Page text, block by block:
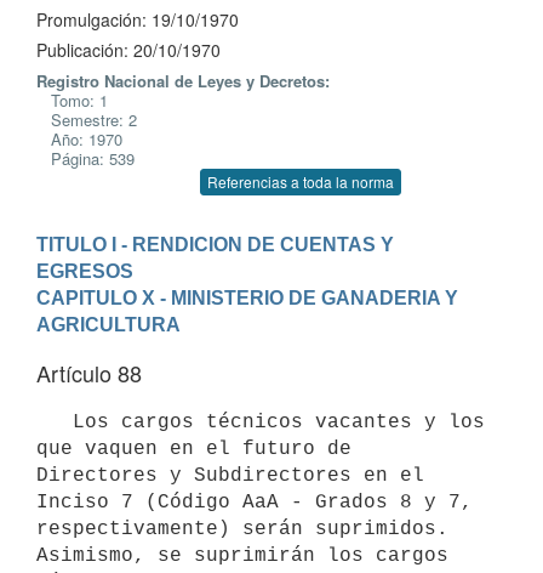
Promulgación: 19/10/1970
Publicación: 20/10/1970
Registro Nacional de Leyes y Decretos:
Tomo: 1
Semestre: 2
Año: 1970
Página: 539
Referencias a toda la norma
TITULO I - RENDICION DE CUENTAS Y
EGRESOS
CAPITULO X - MINISTERIO DE GANADERIA Y
AGRICULTURA
Artículo 88
que vaquen en el futuro de
Directores y Subdirectores en el
Inciso 7 (Código AaA - Grados 8 y 7,
respectivamente) serán suprimidos.
Asimismo, se suprimirán los cargos